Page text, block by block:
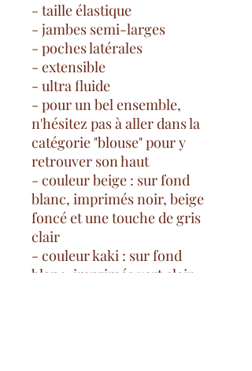
- taille élastique
- jambes semi-larges
- poches latérales
- extensible
- ultra fluide
- pour un bel ensemble,
n'hésitez pas à aller dans la
catégorie "blouse" pour y
retrouver son haut
- couleur beige : sur fond
blanc, imprimés noir, beige
foncé et une touche de gris
clair
- couleur kaki : sur fond
blanc, imprimés vert clair,